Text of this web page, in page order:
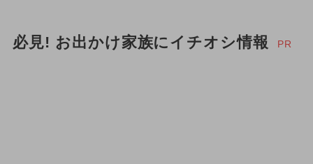
必見! お出かけ家族にイチオシ情報 PR